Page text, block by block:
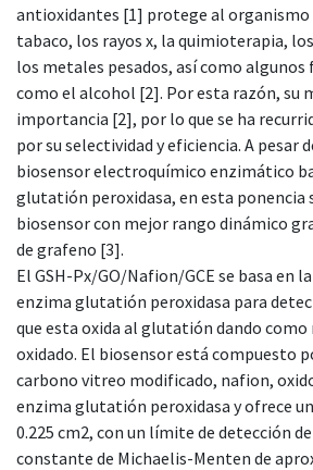
antioxidantes [1] protege al
tabaco, los rayos x, la quimioterapia,
los metales pesados, así como algunos
como el alcohol [2]. Por esta razón, su
importancia [2], por lo que se ha
por su selectividad y eficiencia. A pesar
biosensor electroquímico enzimático
glutatión peroxidasa, en esta ponencia
biosensor con mejor rango dinámico
de grafeno [3].
El GSH-Px/GO/Nafion/GCE se basa en
enzima glutatión peroxidasa para
que esta oxida al glutatión dando
oxidado. El biosensor está compuesto
carbono vitreo modificado, nafion,
enzima glutatión peroxidasa y ofrece
0.225 cm2, con un límite de detección de
constante de Michaelis-Menten de